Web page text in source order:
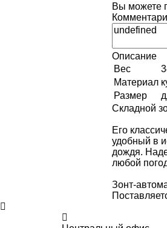
Вы можете
Описание
Вес
Материал
Размер
Складной
Его
удобный в
дождя.
любой
Зонт-